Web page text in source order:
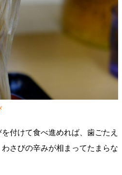
付けて食べ進めれば、歯ごたえ
さびの辛みが相まってたまらな